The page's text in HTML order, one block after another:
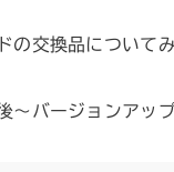
交換品についてみ
～バージョンアッ